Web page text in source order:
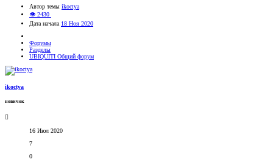
Автор темы ikoctya
👁 2430
Дата начала 18 Ноя 2020
Форумы
Разделы
UBIQUITI Общий форум
ikoctya
новичок
16 Июл 2020
7
0